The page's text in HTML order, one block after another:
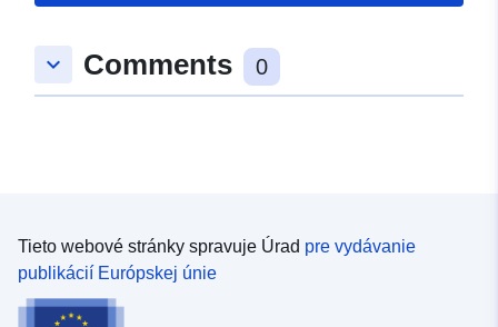
keyboard_arrow_down Comments 0
Tieto webové stránky spravuje Úrad pre vydávanie
publikácií Európskej únie